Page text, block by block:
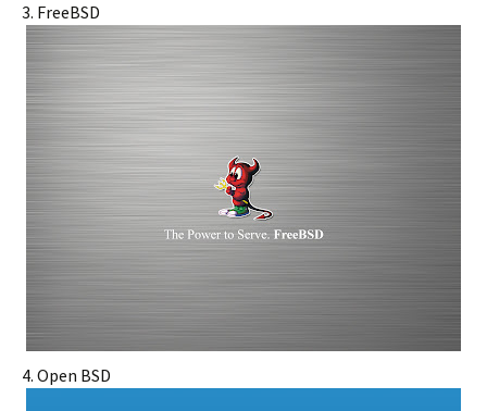
3. FreeBSD
4. Open BSD